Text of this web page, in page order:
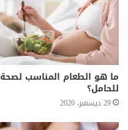
ما هو الطعام المناسب لصحة
للحامل؟
29 ديسمبر، 2020